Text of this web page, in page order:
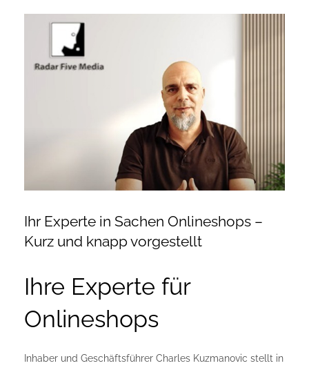
Onlineshop Angebote
Datenschutzerklärung
Impressum
Ihr Experte in Sachen Onlineshops –
Kurz und knapp vorgestellt
Ihre Experte für
Onlineshops
Inhaber und Geschäftsführer Charles Kuzmanovic stellt in